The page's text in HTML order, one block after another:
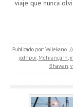
viaje que nunca
Publicado por: Vallekano //
jodhpur, Mehrangarh,
Bhawan,